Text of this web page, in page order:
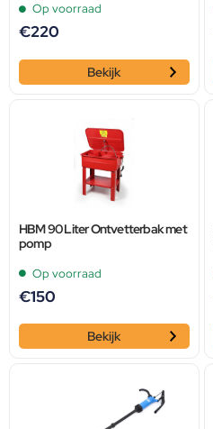
Op voorraad
€220
Bekijk
HBM 90 Liter Ontvetterbak met
pomp
Op voorraad
€150
Bekijk